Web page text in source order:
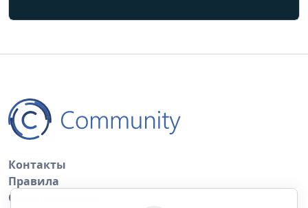
Контакты
Правила
Обратная связь